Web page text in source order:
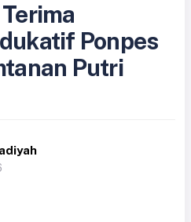
Ponpes
Putri